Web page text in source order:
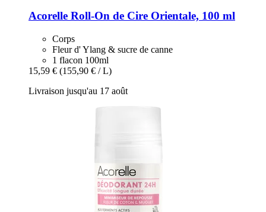
Acorelle Roll-​On de Cire Orientale, 100 ml
Corps
Fleur d' Ylang & sucre de canne
1 flacon 100ml
15,59 € (155,90 € / L)
Livraison jusqu'au 17 août